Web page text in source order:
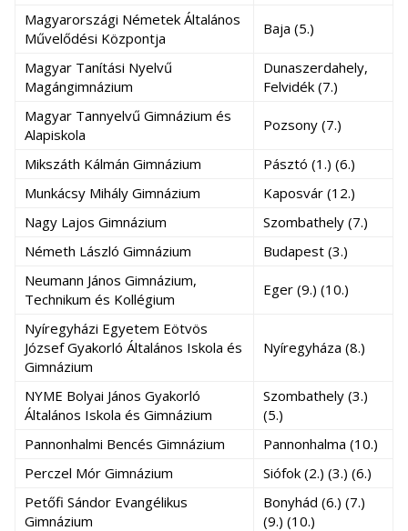
Magyarországi Németek Általános
Művelődési Központja
Baja (5.)
Magyar Tanítási Nyelvű
Magángimnázium
Dunaszerdahely,
Felvidék (7.)
Magyar Tannyelvű Gimnázium és
Alapiskola
Pozsony (7.)
Mikszáth Kálmán Gimnázium
Pásztó (1.) (6.)
Munkácsy Mihály Gimnázium
Kaposvár (12.)
Nagy Lajos Gimnázium
Szombathely (7.)
Németh László Gimnázium
Budapest (3.)
Neumann János Gimnázium,
Technikum és Kollégium
Eger (9.) (10.)
Nyíregyházi Egyetem Eötvös
József Gyakorló Általános Iskola és
Gimnázium
Nyíregyháza (8.)
NYME Bolyai János Gyakorló
Általános Iskola és Gimnázium
Szombathely (3.)
(5.)
Pannonhalmi Bencés Gimnázium
Pannonhalma (10.)
Perczel Mór Gimnázium
Siófok (2.) (3.) (6.)
Petőfi Sándor Evangélikus
Gimnázium
Bonyhád (6.) (7.)
(9.) (10.)